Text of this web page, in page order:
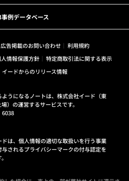
例データベース
広告掲載のお問い合わせ
利用規約
情報保護方針
特定商取引法に関する表示
イードからのリリース情報
ようになるノートは、株式会社イード（東
）の運営するサービスです。
6038
ドは、個人情報の適切な取扱いを行う事業
されるプライバシーマークの付与認定を